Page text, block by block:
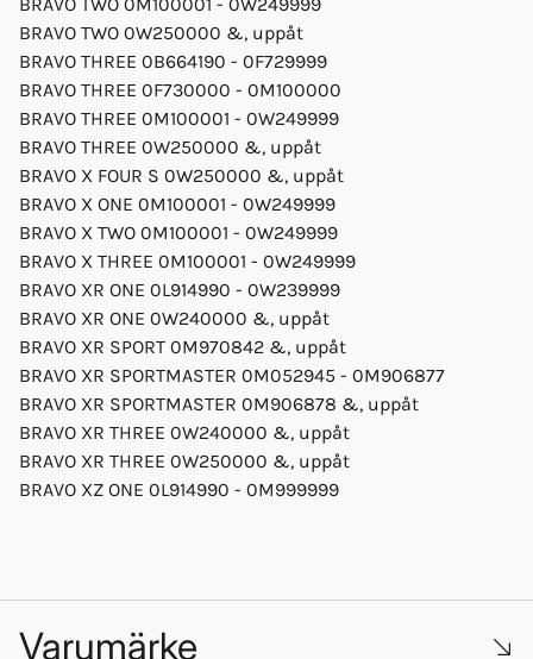
BRAVO TWO 0W250000 &, uppåt
BRAVO THREE 0B664190 - 0F729999
BRAVO THREE 0F730000 - 0M100000
BRAVO THREE 0M100001 - 0W249999
BRAVO THREE 0W250000 &, uppåt
BRAVO X FOUR S 0W250000 &, uppåt
BRAVO X ONE 0M100001 - 0W249999
BRAVO X TWO 0M100001 - 0W249999
BRAVO X THREE 0M100001 - 0W249999
BRAVO XR ONE 0L914990 - 0W239999
BRAVO XR ONE 0W240000 &, uppåt
BRAVO XR SPORT 0M970842 &, uppåt
BRAVO XR SPORTMASTER 0M052945 - 0M906877
BRAVO XR SPORTMASTER 0M906878 &, uppåt
BRAVO XR THREE 0W240000 &, uppåt
BRAVO XR THREE 0W250000 &, uppåt
BRAVO XZ ONE 0L914990 - 0M999999
Varumärke